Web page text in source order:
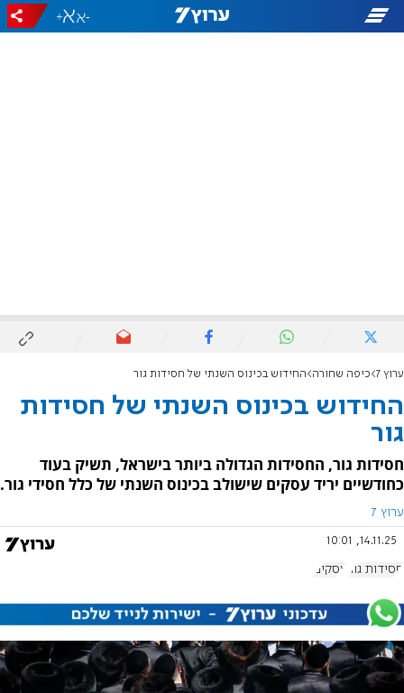
-
+
ערוץ 7 כיפה שחורה החידוש בכינוס השנתי של חסידות גור
החידוש בכינוס השנתי של חסידות
גור
חסידות גור, החסידות הגדולה ביותר בישראל, תשיק בעוד
כחודשיים יריד עסקים שישולב בכינוס השנתי של כלל חסידי גור.
ערוץ 7
14.11.25, 10:01
חסידות גור עסקים